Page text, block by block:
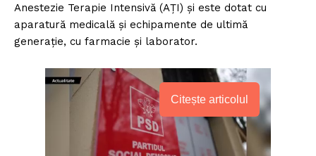
Anestezie Terapie Intensivă (AŢI) şi este dotat cu
aparatură medicală şi echipamente de ultimă
generaţie, cu farmacie şi laborator.
Citește articolul